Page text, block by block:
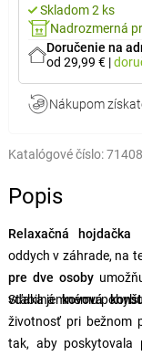
Skladom 2 ks
Nadrozmerná
Doručenie na
od 29,99 € |
Nákupom
Katalógové číslo:
Popis
Relaxačná hojdačka
oddych v záhrade, na
pre dve osoby
vďaka jemnému
Stabilnákovová
životnosť pri bežnom
tak, aby poskytovala